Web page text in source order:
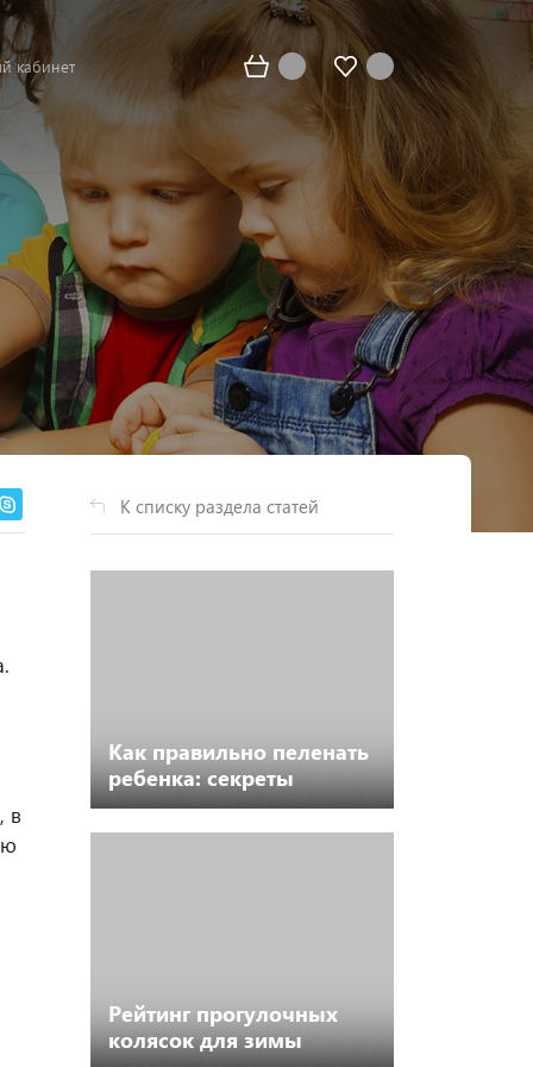
кабинет
в
К списку раздела статей
Как правильно пеленать
ребенка: секреты
комфорта и спокойного
сна
Рейтинг прогулочных
колясок для зимы